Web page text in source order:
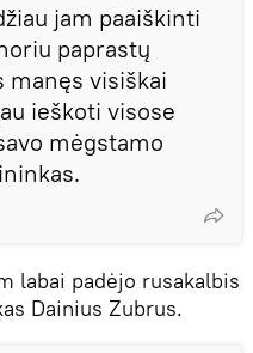
jam paaiškinti
paprastų
manęs visiškai
ieškoti visose
mėgstamo
labai padėjo rusakalbis
Dainius Zubrus.